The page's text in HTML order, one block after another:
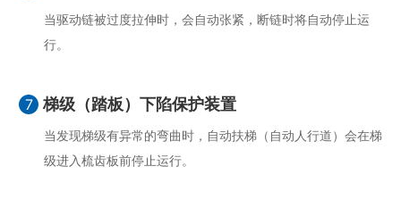
当驱动链被过度拉伸时，会自动张紧，断链时将自动停止运
行。
7 梯级（踏板）下陷保护装置
当发现梯级有异常的弯曲时，自动扶梯（自动人行道）会在梯
级进入梳齿板前停止运行。